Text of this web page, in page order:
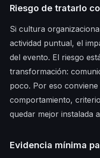
Riesgo de tratarlo
Si cultura
actividad puntual, el
del evento. El riesgo
transformación:
poco. Por eso
comportamiento,
quedar mejor instalada
Evidencia mínima